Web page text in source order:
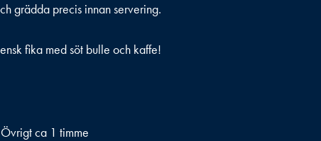
grädda precis innan servering.
fika med söt bulle och kaffe!
ca 1 timme